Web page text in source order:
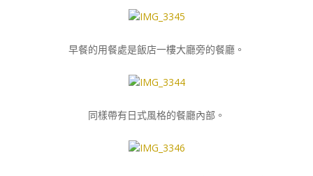
早餐的用餐處是飯店一樓大廳旁的餐廳。
同樣帶有日式風格的餐廳內部。